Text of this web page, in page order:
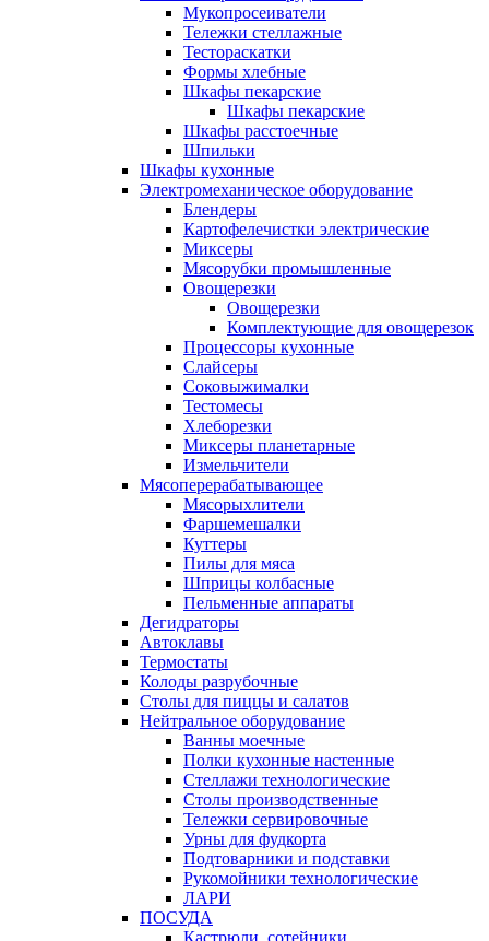
Мукопросеиватели
Тележки стеллажные
Тестораскатки
Формы хлебные
Шкафы пекарские
Шкафы пекарские
Шкафы расстоечные
Шпильки
Шкафы кухонные
Электромеханическое оборудование
Блендеры
Картофелечистки электрические
Миксеры
Мясорубки промышленные
Овощерезки
Овощерезки
Комплектующие для овощерезок
Процессоры кухонные
Слайсеры
Соковыжималки
Тестомесы
Хлеборезки
Миксеры планетарные
Измельчители
Мясоперерабатывающее
Мясорыхлители
Фаршемешалки
Куттеры
Пилы для мяса
Шприцы колбасные
Пельменные аппараты
Дегидраторы
Автоклавы
Термостаты
Колоды разрубочные
Столы для пиццы и салатов
Нейтральное оборудование
Ванны моечные
Полки кухонные настенные
Стеллажи технологические
Столы производственные
Тележки сервировочные
Урны для фудкорта
Подтоварники и подставки
Рукомойники технологические
ЛАРИ
ПОСУДА
Кастрюли, сотейники